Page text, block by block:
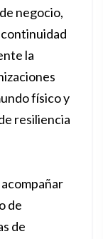
negocio,
la
físico y
resiliencia
de
de